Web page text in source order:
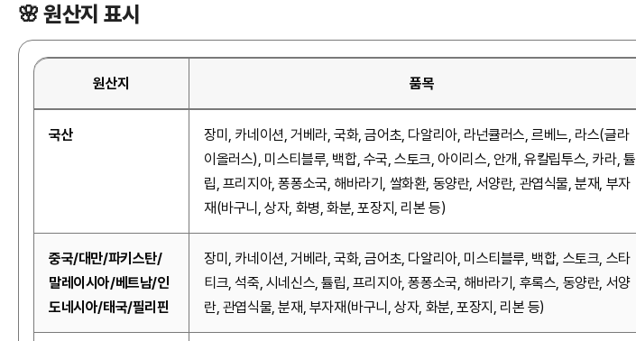
🌸 원산지 표시
원산지 품목
국산
장미, 카네이션, 거베라, 국화, 금어초, 다알리아, 라넌큘러스, 르베느, 라스(글라
이올러스), 미스티블루, 백합, 수국, 스토크, 아이리스, 안개, 유칼립투스, 카라, 튤
립, 프리지아, 퐁퐁소국, 해바라기, 쌀화환, 동양란, 서양란, 관엽식물, 분재, 부자
재(바구니, 상자, 화병, 화분, 포장지, 리본 등)
중국/대만/파키스탄/
말레이시아/베트남/인
도네시아/태국/필리핀
장미, 카네이션, 거베라, 국화, 금어초, 다알리아, 미스티블루, 백합, 스토크, 스타
티크, 석죽, 시네신스, 튤립, 프리지아, 퐁퐁소국, 해바라기, 후록스, 동양란, 서양
란, 관엽식물, 분재, 부자재(바구니, 상자, 화분, 포장지, 리본 등)